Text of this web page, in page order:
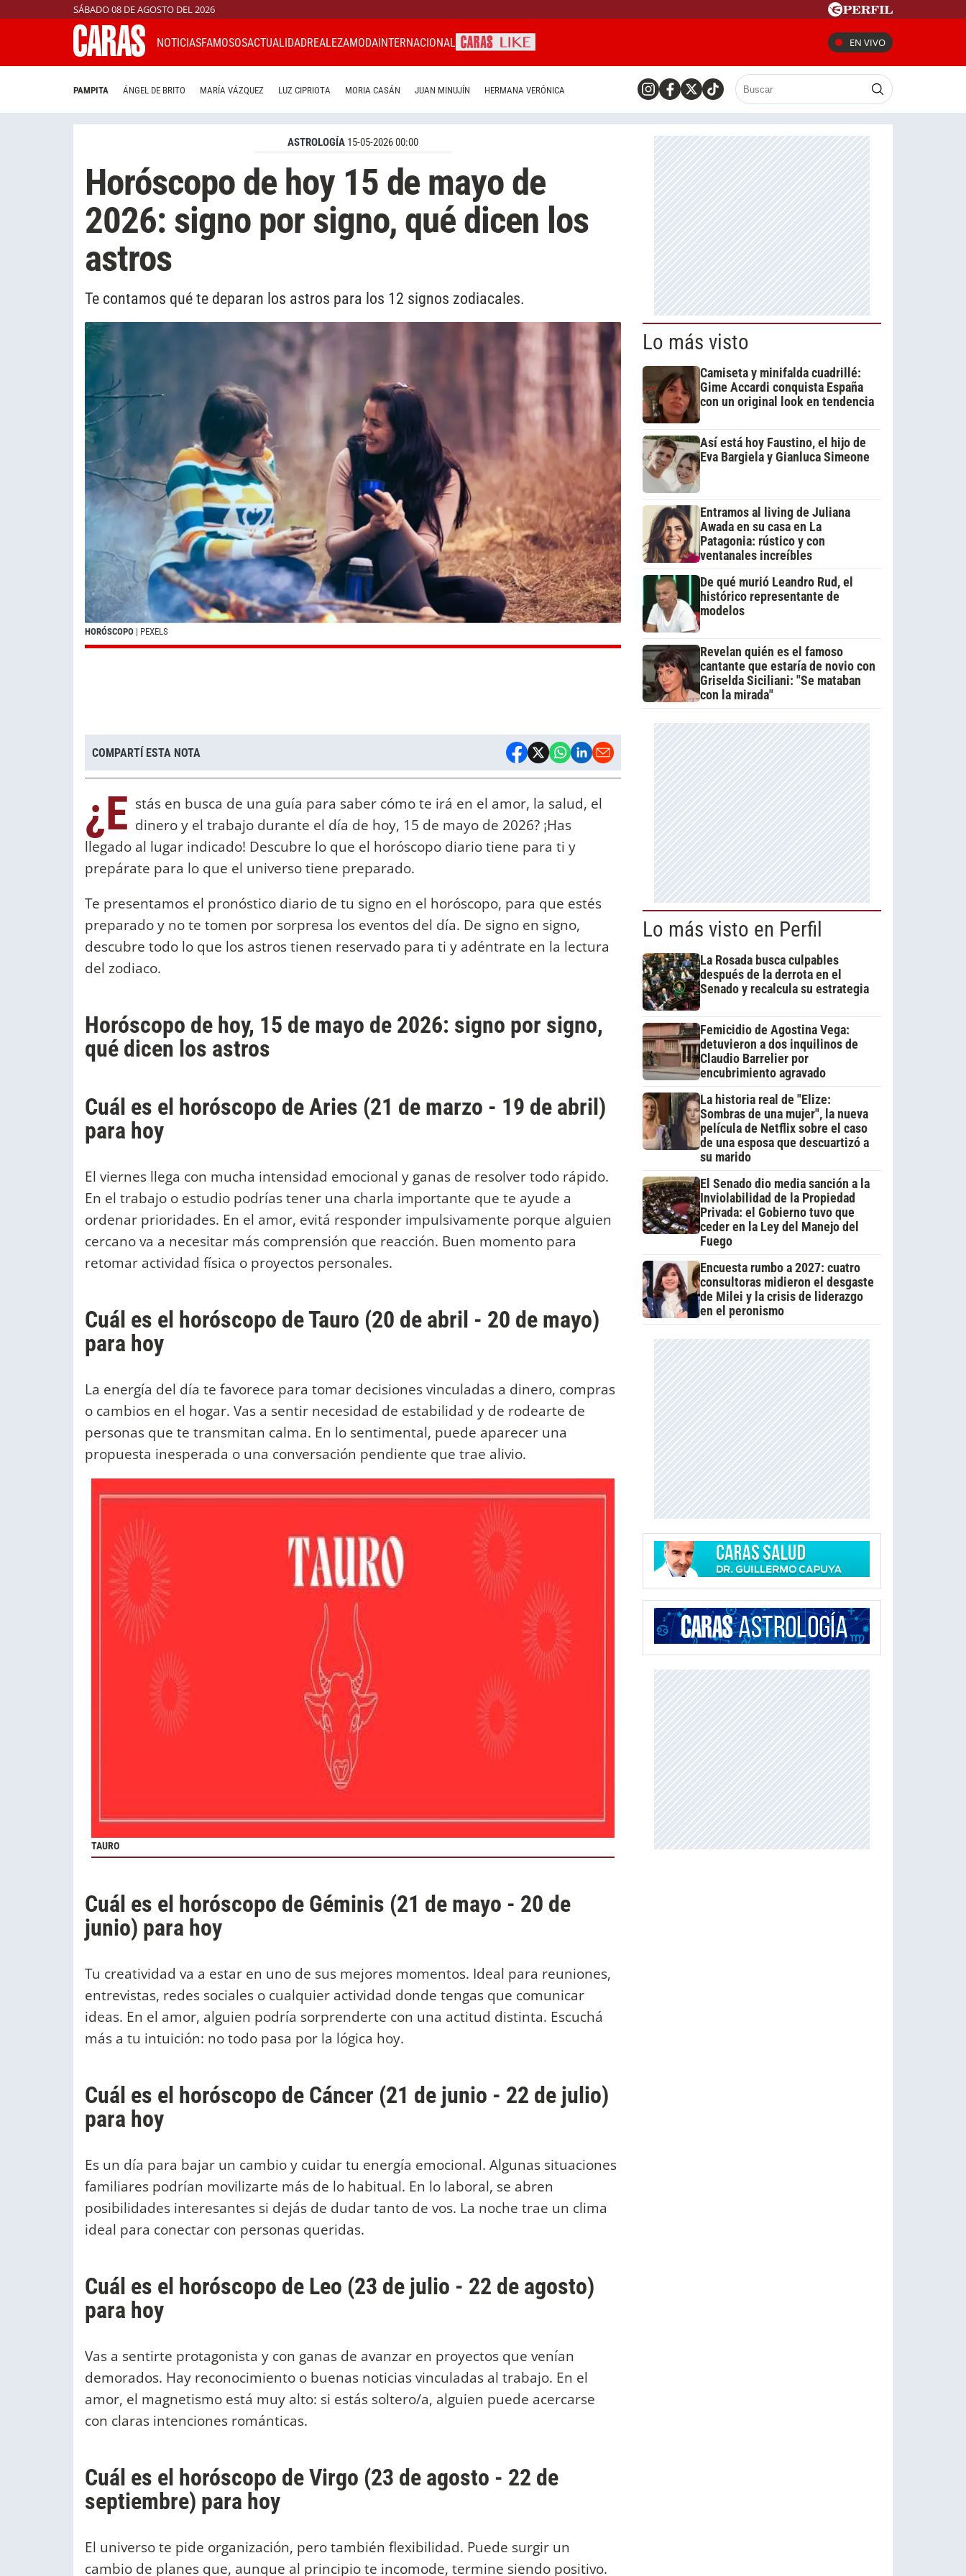
SÁBADO 08 DE AGOSTO DEL 2026
NOTICIASFAMOSOSACTUALIDADREALEZAMODAINTERNACIONAL EN VIVO
PAMPITA ÁNGEL DE BRITO MARÍA VÁZQUEZ LUZ CIPRIOTA MORIA CASÁN JUAN MINUJÍN HERMANA VERÓNICA
ASTROLOGÍA 15-05-2026 00:00
Horóscopo de hoy 15 de mayo de
2026: signo por signo, qué dicen los
astros
Te contamos qué te deparan los astros para los 12 signos zodiacales.
HORÓSCOPO | PEXELS
COMPARTÍ ESTA NOTA
¿E stás en busca de una guía para saber cómo te irá en el amor, la salud, el
dinero y el trabajo durante el día de hoy, 15 de mayo de 2026? ¡Has
llegado al lugar indicado! Descubre lo que el horóscopo diario tiene para ti y
prepárate para lo que el universo tiene preparado.
Te presentamos el pronóstico diario de tu signo en el horóscopo, para que estés
preparado y no te tomen por sorpresa los eventos del día. De signo en signo,
descubre todo lo que los astros tienen reservado para ti y adéntrate en la lectura
del zodiaco.
Horóscopo de hoy, 15 de mayo de 2026: signo por signo,
qué dicen los astros
Cuál es el horóscopo de Aries (21 de marzo - 19 de abril)
para hoy
El viernes llega con mucha intensidad emocional y ganas de resolver todo rápido.
En el trabajo o estudio podrías tener una charla importante que te ayude a
ordenar prioridades. En el amor, evitá responder impulsivamente porque alguien
cercano va a necesitar más comprensión que reacción. Buen momento para
retomar actividad física o proyectos personales.
Cuál es el horóscopo de Tauro (20 de abril - 20 de mayo)
para hoy
La energía del día te favorece para tomar decisiones vinculadas a dinero, compras
o cambios en el hogar. Vas a sentir necesidad de estabilidad y de rodearte de
personas que te transmitan calma. En lo sentimental, puede aparecer una
propuesta inesperada o una conversación pendiente que trae alivio.
TAURO
Cuál es el horóscopo de Géminis (21 de mayo - 20 de
junio) para hoy
Tu creatividad va a estar en uno de sus mejores momentos. Ideal para reuniones,
entrevistas, redes sociales o cualquier actividad donde tengas que comunicar
ideas. En el amor, alguien podría sorprenderte con una actitud distinta. Escuchá
más a tu intuición: no todo pasa por la lógica hoy.
Cuál es el horóscopo de Cáncer (21 de junio - 22 de julio)
para hoy
Es un día para bajar un cambio y cuidar tu energía emocional. Algunas situaciones
familiares podrían movilizarte más de lo habitual. En lo laboral, se abren
posibilidades interesantes si dejás de dudar tanto de vos. La noche trae un clima
ideal para conectar con personas queridas.
Cuál es el horóscopo de Leo (23 de julio - 22 de agosto)
para hoy
Vas a sentirte protagonista y con ganas de avanzar en proyectos que venían
demorados. Hay reconocimiento o buenas noticias vinculadas al trabajo. En el
amor, el magnetismo está muy alto: si estás soltero/a, alguien puede acercarse
con claras intenciones románticas.
Cuál es el horóscopo de Virgo (23 de agosto - 22 de
septiembre) para hoy
El universo te pide organización, pero también flexibilidad. Puede surgir un
cambio de planes que, aunque al principio te incomode, termine siendo positivo.
Lo más visto
Camiseta y minifalda cuadrillé:
Gime Accardi conquista España
con un original look en tendencia
Así está hoy Faustino, el hijo de
Eva Bargiela y Gianluca Simeone
Entramos al living de Juliana
Awada en su casa en La
Patagonia: rústico y con
ventanales increíbles
De qué murió Leandro Rud, el
histórico representante de
modelos
Revelan quién es el famoso
cantante que estaría de novio con
Griselda Siciliani: "Se mataban
con la mirada"
Lo más visto en Perfil
La Rosada busca culpables
después de la derrota en el
Senado y recalcula su estrategia
Femicidio de Agostina Vega:
detuvieron a dos inquilinos de
Claudio Barrelier por
encubrimiento agravado
La historia real de "Elize:
Sombras de una mujer", la nueva
película de Netflix sobre el caso
de una esposa que descuartizó a
su marido
El Senado dio media sanción a la
Inviolabilidad de la Propiedad
Privada: el Gobierno tuvo que
ceder en la Ley del Manejo del
Fuego
Encuesta rumbo a 2027: cuatro
consultoras midieron el desgaste
de Milei y la crisis de liderazgo
en el peronismo